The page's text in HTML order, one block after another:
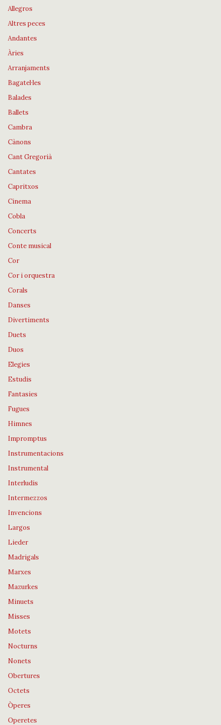
Allegros
Altres peces
Andantes
Àries
Arranjaments
Bagatel·les
Balades
Ballets
Cambra
Cànons
Cant Gregorià
Cantates
Capritxos
Cinema
Cobla
Concerts
Conte musical
Cor
Cor i orquestra
Corals
Danses
Divertiments
Duets
Duos
Elegies
Estudis
Fantasies
Fugues
Himnes
Impromptus
Instrumentacions
Instrumental
Interludis
Intermezzos
Invencions
Largos
Lieder
Madrigals
Marxes
Mazurkes
Minuets
Misses
Motets
Nocturns
Nonets
Obertures
Octets
Òperes
Operetes